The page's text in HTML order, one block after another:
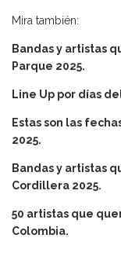
Mira también:
Bandas y artistas
Parque 2025.
Line Up por días
Estas son las
2025.
Bandas y artistas
Cordillera 2025.
50 artistas que
Colombia.